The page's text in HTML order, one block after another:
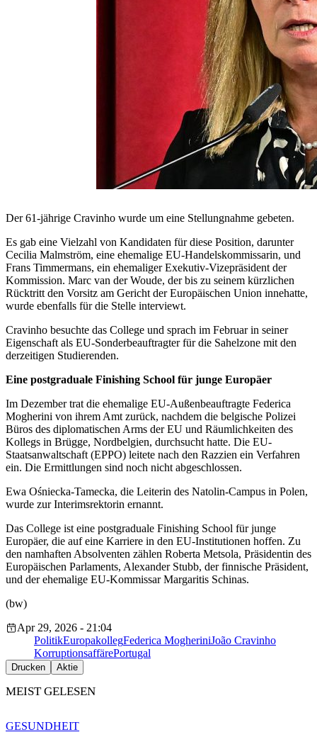
Der 61-jährige Cravinho wurde um eine Stellungnahme gebeten.
Es gab eine Vielzahl von Kandidaten für diese Position, darunter
Cecilia Malmström, eine ehemalige EU-Handelskommissarin, und
Frans Timmermans, ein ehemaliger Exekutiv-Vizepräsident der
Kommission. Marc van der Woude, der bis zu seinem kürzlichen
Rücktritt den Vorsitz am Gericht der Europäischen Union innehatte,
wurde ebenfalls für die Stelle interviewt.
Cravinho besuchte das College und sprach im Februar in seiner
Eigenschaft als EU-Sonderbeauftragter für die Sahelzone mit den
derzeitigen Studierenden.
Eine postgraduale Finishing School für junge Europäer
Im Dezember trat die ehemalige EU-Außenbeauftragte Federica
Mogherini von ihrem Amt zurück, nachdem die belgische Polizei
Büros des diplomatischen Arms der EU und Räumlichkeiten des
Kollegs in Brügge, Nordbelgien, durchsucht hatte. Die EU-
Staatsanwaltschaft (EPPO) leitete nach den Razzien ein Verfahren
ein. Die Ermittlungen sind noch nicht abgeschlossen.
Ewa Ośniecka-Tamecka, die Leiterin des Natolin-Campus in Polen,
wurde zur Interimsrektorin ernannt.
Das College ist eine postgraduale Finishing School für junge
Europäer, die auf eine Karriere in den EU-Institutionen hoffen. Zu
den namhaften Absolventen zählen Roberta Metsola, Präsidentin des
Europäischen Parlaments, Alexander Stubb, der finnische Präsident,
und der ehemalige EU-Kommissar Margaritis Schinas.
(bw)
Apr 29, 2026 - 21:04
PolitikEuropakollegFederica MogheriniJoão Cravinho
KorruptionsaffärePortugal
Drucken Aktie
MEIST GELESEN
GESUNDHEIT